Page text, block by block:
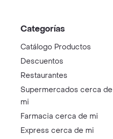
Categorías
Catálogo Productos
Descuentos
Restaurantes
Supermercados cerca de
mi
Farmacia cerca de mi
Express cerca de mi